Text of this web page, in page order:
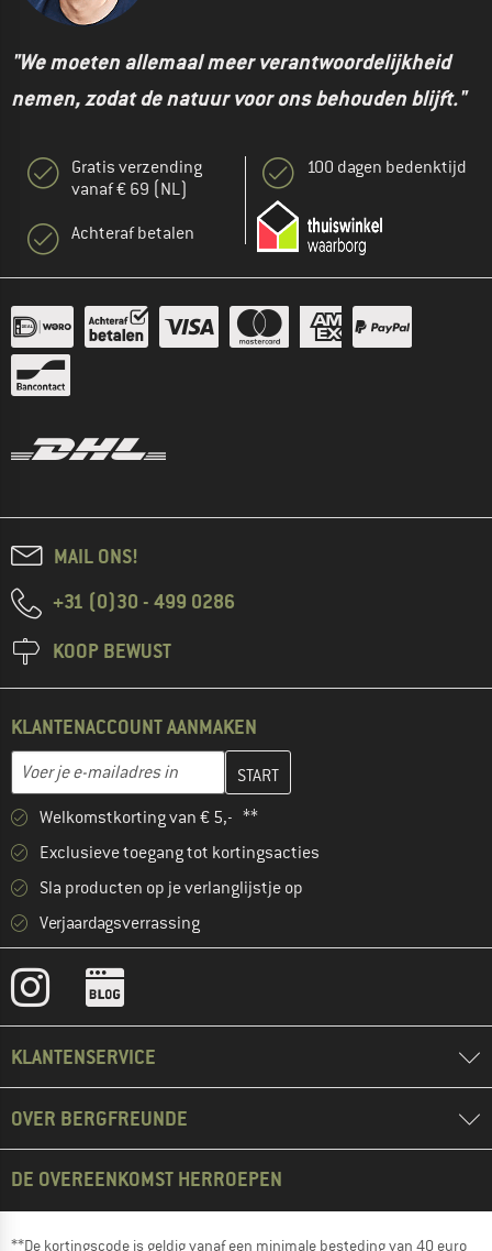
"We moeten allemaal meer verantwoordelijkheid
nemen, zodat de natuur voor ons behouden blijft."
Gratis verzending
vanaf € 69 (NL)
Achteraf betalen
100 dagen bedenktijd
MAIL ONS!
+31 (0)30 - 499 0286
KOOP BEWUST
KLANTENACCOUNT AANMAKEN
E-mailadres
Vul je e-mailadres hier in en maak in de volgende stap je
Welkomstkorting van € 5,- **
Exclusieve toegang tot kortingsacties
Sla producten op je verlanglijstje op
Verjaardagsverrassing
KLANTENSERVICE
OVER BERGFREUNDE
DE OVEREENKOMST HERROEPEN
**De kortingscode is geldig vanaf een minimale besteding van 40 euro